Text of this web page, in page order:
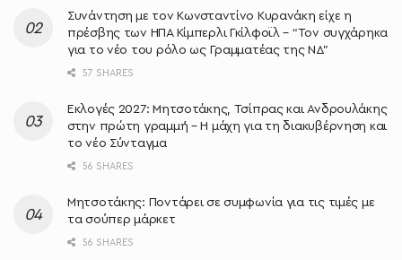
Συνάντηση με τον Κωνσταντίνο Κυρανάκη είχε η
πρέσβης των ΗΠΑ Κίμπερλι Γκίλφοϊλ – “Τον συγχάρηκα
για το νέο του ρόλο ως Γραμματέας της ΝΔ”
57 SHARES
Εκλογές 2027: Μητσοτάκης, Τσίπρας και Ανδρουλάκης
στην πρώτη γραμμή – Η μάχη για τη διακυβέρνηση και
το νέο Σύνταγμα
56 SHARES
Μητσοτάκης: Ποντάρει σε συμφωνία για τις τιμές με
τα σούπερ μάρκετ
56 SHARES